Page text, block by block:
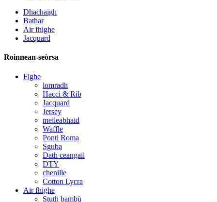
Dhachaigh
Bathar
Air fhighe
Jacquard
Roinnean-seòrsa
Fighe
lomradh
Hacci & Rib
Jacquard
Jersey
meileabhaid
Waffle
Ponti Roma
Sguba
Dath ceangail
DTY
chenille
Cotton Lycra
Air fhighe
Stuth bambù